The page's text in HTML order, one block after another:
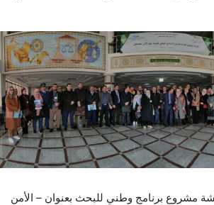
مشروع برنامج وطني للبحث بعنوان – الأمن